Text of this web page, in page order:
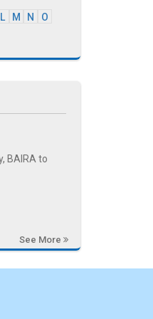
L M N
O
BAIRA to
See More